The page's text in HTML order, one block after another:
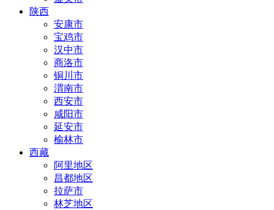
陕西
安康市
宝鸡市
汉中市
商洛市
铜川市
渭南市
西安市
咸阳市
延安市
榆林市
西藏
阿里地区
昌都地区
拉萨市
林芝地区